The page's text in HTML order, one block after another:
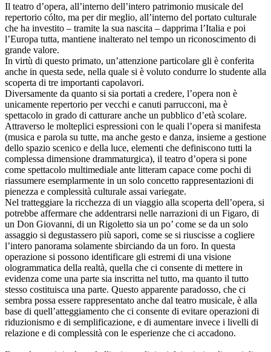
Il teatro d’opera, all’interno dell’intero patrimonio musicale del
repertorio cólto, ma per dir meglio, all’interno del portato culturale
che ha investito – tramite la sua nascita – dapprima l’Italia e poi
l’Europa tutta, mantiene inalterato nel tempo un riconoscimento di
grande valore.
In virtù di questo primato, un’attenzione particolare gli è conferita
anche in questa sede, nella quale si è voluto condurre lo studente alla
scoperta di tre importanti capolavori.
Diversamente da quanto si sia portati a credere, l’opera non è
unicamente repertorio per vecchi e canuti parrucconi, ma è
spettacolo in grado di catturare anche un pubblico d’età scolare.
Attraverso le molteplici espressioni con le quali l’opera si manifesta
(musica e parola su tutte, ma anche gesto e danza, insieme a gestione
dello spazio scenico e della luce, elementi che definiscono tutti la
complessa dimensione drammaturgica), il teatro d’opera si pone
come spettacolo multimediale ante litteram capace come pochi di
riassumere esemplarmente in un solo concetto rappresentazioni di
pienezza e complessità culturale assai variegate.
Nel tratteggiare la ricchezza di un viaggio alla scoperta dell’opera, si
potrebbe affermare che addentrarsi nelle narrazioni di un Figaro, di
un Don Giovanni, di un Rigoletto sia un po’ come se da un solo
assaggio si degustassero più sapori, come se si riuscisse a cogliere
l’intero panorama solamente sbirciando da un foro. In questa
operazione si possono identificare gli estremi di una visione
ologrammatica della realtà, quella che ci consente di mettere in
evidenza come una parte sia inscritta nel tutto, ma quanto il tutto
stesso costituisca una parte. Questo apparente paradosso, che ci
sembra possa essere rappresentato anche dal teatro musicale, è alla
base di quell’atteggiamento che ci consente di evitare operazioni di
riduzionismo e di semplificazione, e di aumentare invece i livelli di
relazione e di complessità con le esperienze che ci accadono.